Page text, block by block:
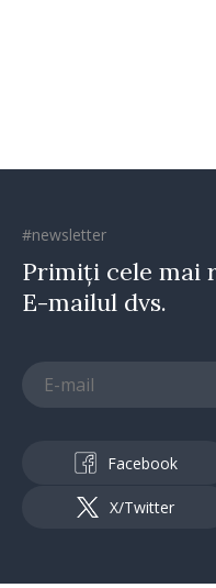
#newsletter
Primiți cele mai
E-mailul dvs.
Facebook
X/Twitter